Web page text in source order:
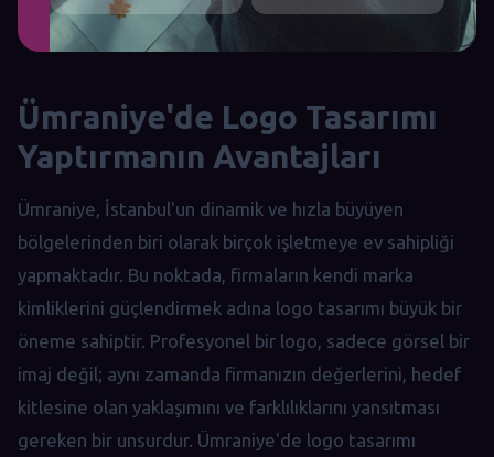
Ümraniye'de Logo Tasarımı
Yaptırmanın Avantajları
Ümraniye, İstanbul'un dinamik ve hızla büyüyen
bölgelerinden biri olarak birçok işletmeye ev sahipliği
yapmaktadır. Bu noktada, firmaların kendi marka
kimliklerini güçlendirmek adına logo tasarımı büyük bir
öneme sahiptir. Profesyonel bir logo, sadece görsel bir
imaj değil; aynı zamanda firmanızın değerlerini, hedef
kitlesine olan yaklaşımını ve farklılıklarını yansıtması
gereken bir unsurdur. Ümraniye'de logo tasarımı